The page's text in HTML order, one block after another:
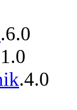
.6.0
1.0
.4.0